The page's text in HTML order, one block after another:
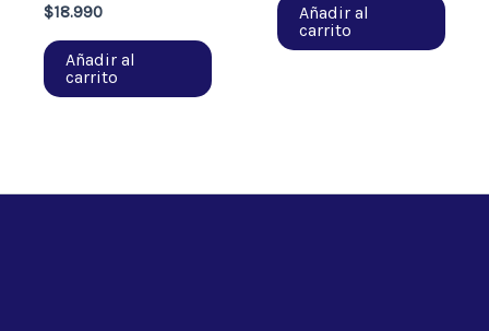
$18.990
Añadir al
carrito
Añadir al
carrito